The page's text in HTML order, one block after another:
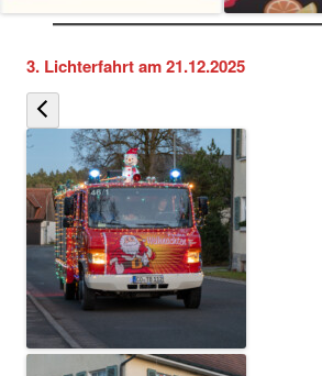
3. Lichterfahrt am 21.12.2025